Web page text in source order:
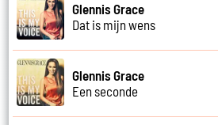
Glennis Grace
Dat is mijn wens
Glennis Grace
Een seconde